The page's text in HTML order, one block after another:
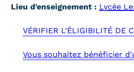
Lieu d'enseignement : Lycée
VÉRIFIER L'ÉLIGIBILITÉ DE
Vous souhaitez bénéficier